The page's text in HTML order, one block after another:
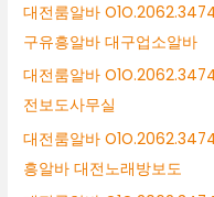
대전룸알바
구유흥알바 대구업소알바
대전룸알바
전보도사무실
대전룸알바
흥알바 대전노래방보도